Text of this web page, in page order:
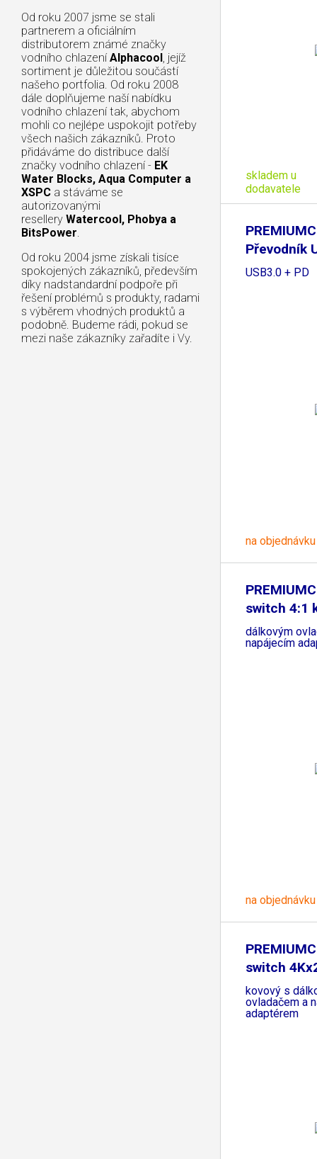
Od roku 2007 jsme se stali
partnerem a oficiálním
distributorem známé značky
vodního chlazení Alphacool, jejíž
sortiment je důležitou součástí
našeho portfolia. Od roku 2008
dále doplňujeme naší nabídku
vodního chlazení tak, abychom
mohli co nejlépe uspokojit potřeby
všech našich zákazníků. Proto
přidáváme do distribuce další
značky vodního chlazení - EK
Water Blocks, Aqua Computer a
XSPC a stáváme se
autorizovanými
resellery Watercool, Phobya a
BitsPower.
Od roku 2004 jsme získali tisíce
spokojených zákazníků, především
díky nadstandardní podpoře při
řešení problémů s produkty, radami
s výběrem vhodných produktů a
podobně. Budeme rádi, pokud se
mezi naše zákazníky zařadíte i Vy.
skladem u
dodavatele
Převodník
VGA +
USB3.0 + PD
na objednávku
switch 4:1
dálkovým
napájecím
na objednávku
switch
3:1
kovový s
ovladačem a
adaptérem